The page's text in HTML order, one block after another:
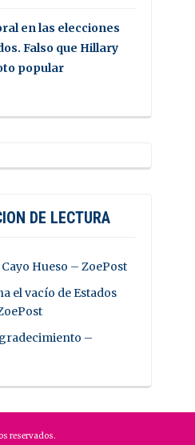
en las elecciones
Falso que Hillary
popular
DE LECTURA
Cayo Hueso – ZoePost
el vacío de Estados
–
reservados.